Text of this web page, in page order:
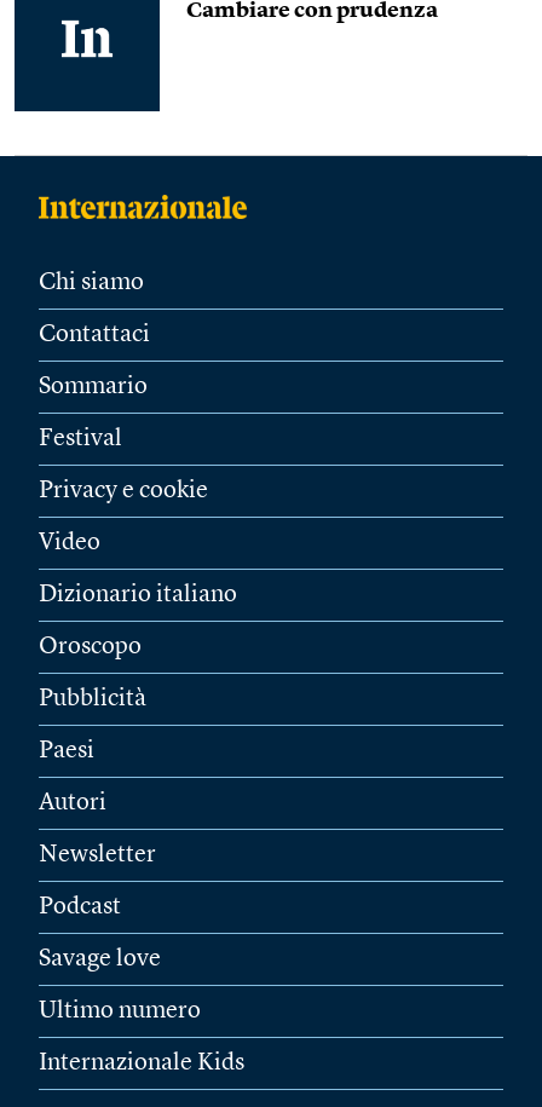
Cambiare con prudenza
Chi siamo
Contattaci
Sommario
Festival
Privacy e cookie
Video
Dizionario italiano
Oroscopo
Pubblicità
Paesi
Autori
Newsletter
Podcast
Savage love
Ultimo numero
Internazionale Kids